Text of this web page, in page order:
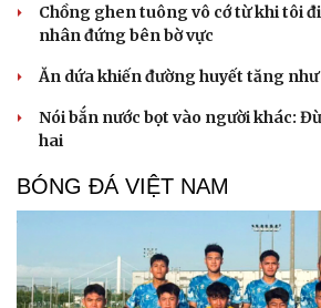
Chồng ghen tuông vô cớ từ khi tôi
nhân đứng bên bờ vực
Ăn dứa khiến đường huyết tăng như
Nói bắn nước bọt vào người khác:
hai
BÓNG ĐÁ VIỆT NAM